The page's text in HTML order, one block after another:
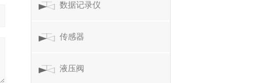
数据记录仪
传感器
液压阀